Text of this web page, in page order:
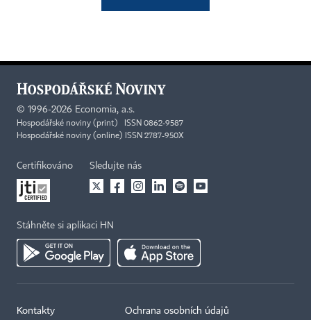
© 1996-2026 Economia, a.s.
Hospodářské noviny (print) ISSN 0862-9587
Hospodářské noviny (online) ISSN 2787-950X
Certifikováno Sledujte nás
Stáhněte si aplikaci HN
Kontakty Ochrana osobních údajů